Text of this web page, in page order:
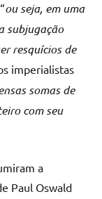
ou seja, em uma
subjugação
resquícios de
imperialistas
somas de
com seu
a
Paul Oswald